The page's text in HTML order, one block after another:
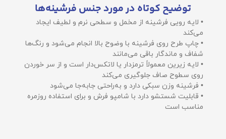
توضیح کوتاه در مورد جنس فرشینه‌ها
• لایه رویی فرشینه از مخمل و سطحی نرم و لطیف ایجاد
می‌کند
• چاپ طرح روی فرشینه با وضوح بالا انجام می‌شود و رنگ‌ها
شفاف و ماندگار باقی می‌مانند
• لایه زیرین معمولاً ترمزدار یا لاتکس‌دار است و از سر خوردن
روی سطوح صاف جلوگیری می‌کند
• فرشینه وزن سبکی دارد و به‌راحتی جابه‌جا می‌شود
• قابلیت شستشو دارد با شامپو فرش و برای استفاده روزمره
مناسب است